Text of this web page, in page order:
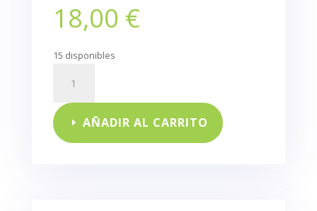
18,00 €
15 disponibles
están
los
papeles?
cantidad
AÑADIR AL CARRITO